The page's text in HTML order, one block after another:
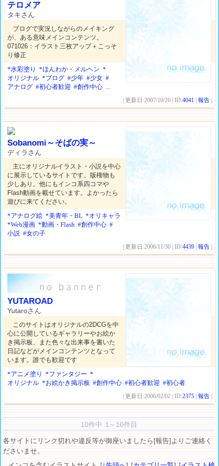
テロメア
タキさん
ブログで実況しながらのメイキング
が、ある意味メインコンテンツ。
071026：イラスト三枚アップ＋こっそ
り修正
*水彩塗り
*ほんわか・メルヘン *
オリジナル *ブログ #少年 #少女 #
アナログ #初心者歓迎 #創作中心 ...
| 更新日:2007/10/26 | ID:4041 |報告
Sobanomi～そばの実～
ディラさん
主にオリジナルイラスト・小説を中心
に展示しているサイトです。版権物も
少しあり。他にもインコ系四コマや
Flash動画を載せています。よかったら
遊びに来てください。
*アナログ絵 *美青年・BL *オリキャラ
*Web漫画 *動画・Flash #創作中心 #
小説 #女の子
| 更新日:2006/11/30 | ID:4439 |報告
YUTAROAD
Yutaroさん
このサイトはオリジナルの2DCGを中
心に公開しているギャラリーやお絵か
き掲示板、また色々な出来事を書いた
日記などがメインコンテンツとなって
います。誰でも歓迎です
*アニメ塗り
*ファンタジー *
オリジナル *お絵かき掲示板 #創作中心 #初心者歓迎 #初心者
| 更新日:2006/02/02 | ID:2375 |報告
10件中 1～10件目
各サイトにリンク切れや違反等が御座いましたら[報告]よりご連絡く
ださいませ。